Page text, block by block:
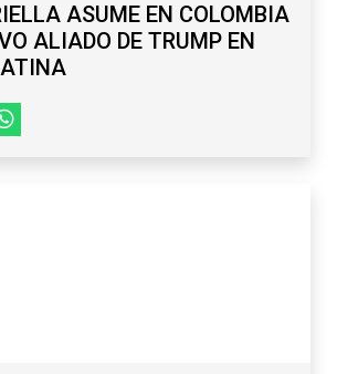
ASUME EN COLOMBIA
ALIADO DE TRUMP EN